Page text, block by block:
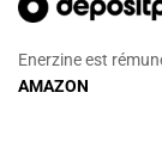
Enerzine est
AMAZON